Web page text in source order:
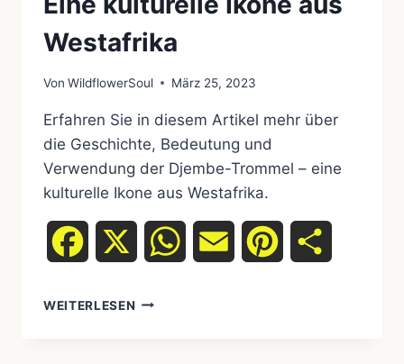
Westafrika
Von WildflowerSoul März 25, 2023
Erfahren Sie in diesem Artikel mehr über
die Geschichte, Bedeutung und
Verwendung der Djembe-Trommel – eine
kulturelle Ikone aus Westafrika.
Facebook WhatsAppEmail Pinterest
WEITERLESEN DIE